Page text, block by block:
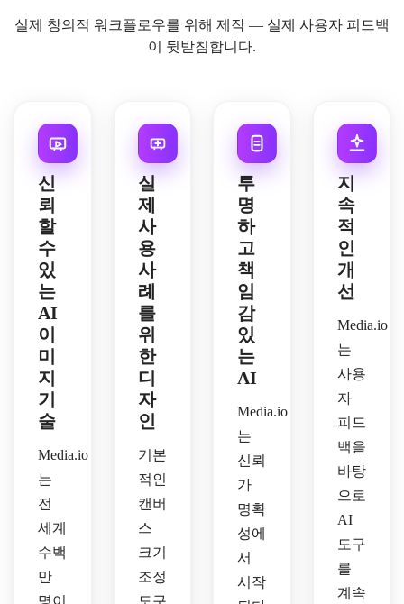
실제 창의적 워크플로우를 위해 제작 — 실제 사용자 피드백
이 뒷받침합니다.
신
뢰
할
수
있
는
AI
이
미
지
기
술
Media.io
는
전
세계
수백
만
실
제
사
용
사
례
를
위
한
디
자
인
기본
적인
캔버
스
크기
조정
투
명
하
고
책
임
감
있
는
AI
Media.io
는
신뢰
가
명확
성에
서
시작
지
속
적
인
개
선
Media.io
는
사용
자
피드
백을
바탕
으로
AI
도구
를
계속